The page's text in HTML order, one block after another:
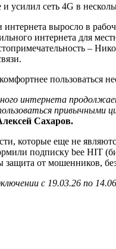
усилил сеть 4G в
интернета выросло в
интернета для
–
пользоваться
интернета
привычными
Сахаров.
которые еще не
подписку bee HIT
от мошенников,
с 19.03.26 по